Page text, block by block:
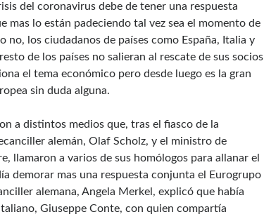
del coronavirus debe de tener una respuesta
mas lo están padeciendo tal vez sea el momento de
no, los ciudadanos de países como España, Italia y
de los países no salieran al rescate de sus socios
el tema económico pero desde luego es la gran
sin duda alguna.
a distintos medios que, tras el fiasco de la
alemán, Olaf Scholz, y el ministro de
llamaron a varios de sus homólogos para allanar el
demorar mas una respuesta conjunta el Eurogrupo
alemana, Angela Merkel, explicó que había
Giuseppe Conte, con quien compartía